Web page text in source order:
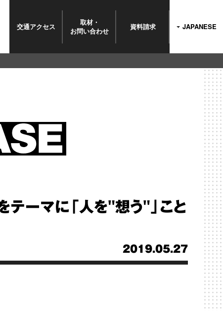
交通アクセス
取材・
お問い合わせ 資料請求 JAPANESE
ーマに「人を"想う"」こと
2019.05.27